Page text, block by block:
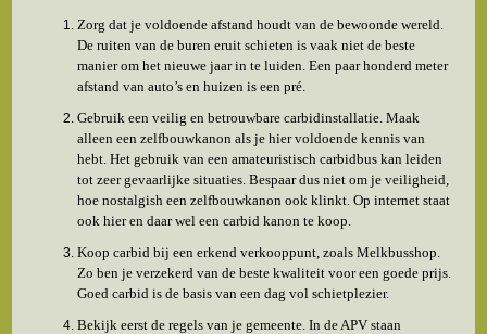
Zorg dat je voldoende afstand houdt van de bewoonde wereld.
De ruiten van de buren eruit schieten is vaak niet de beste
manier om het nieuwe jaar in te luiden. Een paar honderd meter
afstand van auto’s en huizen is een pré.
Gebruik een veilig en betrouwbare carbidinstallatie. Maak
alleen een zelfbouwkanon als je hier voldoende kennis van
hebt. Het gebruik van een amateuristisch carbidbus kan leiden
tot zeer gevaarlijke situaties. Bespaar dus niet om je veiligheid,
hoe nostalgish een zelfbouwkanon ook klinkt. Op internet staat
ook hier en daar wel een carbid kanon te koop.
Koop carbid bij een erkend verkooppunt, zoals Melkbusshop.
Zo ben je verzekerd van de beste kwaliteit voor een goede prijs.
Goed carbid is de basis van een dag vol schietplezier.
Bekijk eerst de regels van je gemeente. In de APV staan